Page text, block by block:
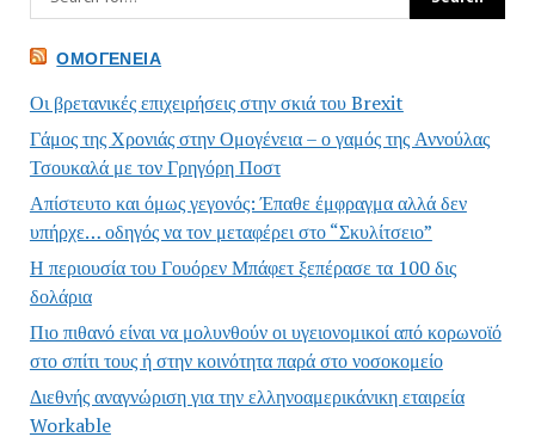
ΟΜΟΓΈΝΕΙΑ
Οι βρετανικές επιχειρήσεις στην σκιά του Brexit
Γάμος της Χρονιάς στην Ομογένεια – ο γαμός της Αννούλας
Τσουκαλά με τον Γρηγόρη Ποστ
Απίστευτο και όμως γεγονός: Έπαθε έμφραγμα αλλά δεν
υπήρχε… οδηγός να τον μεταφέρει στο “Σκυλίτσειο”
Η περιουσία του Γουόρεν Μπάφετ ξεπέρασε τα 100 δις
δολάρια
Πιο πιθανό είναι να μολυνθούν οι υγειονομικοί από κορωνοϊό
στο σπίτι τους ή στην κοινότητα παρά στο νοσοκομείο
Διεθνής αναγνώριση για την ελληνοαμερικάνικη εταιρεία
Workable